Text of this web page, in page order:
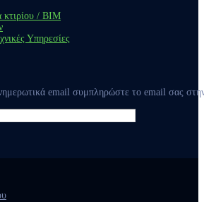
κτιρίου / ΒΙΜ
Υπηρεσίες
email συμπληρώστε το email σας